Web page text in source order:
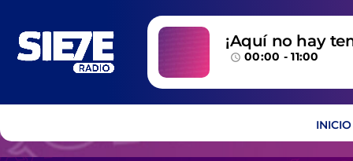
¡Aquí no hay
temazos!
access_time 00:00 - 11:00
INICIO